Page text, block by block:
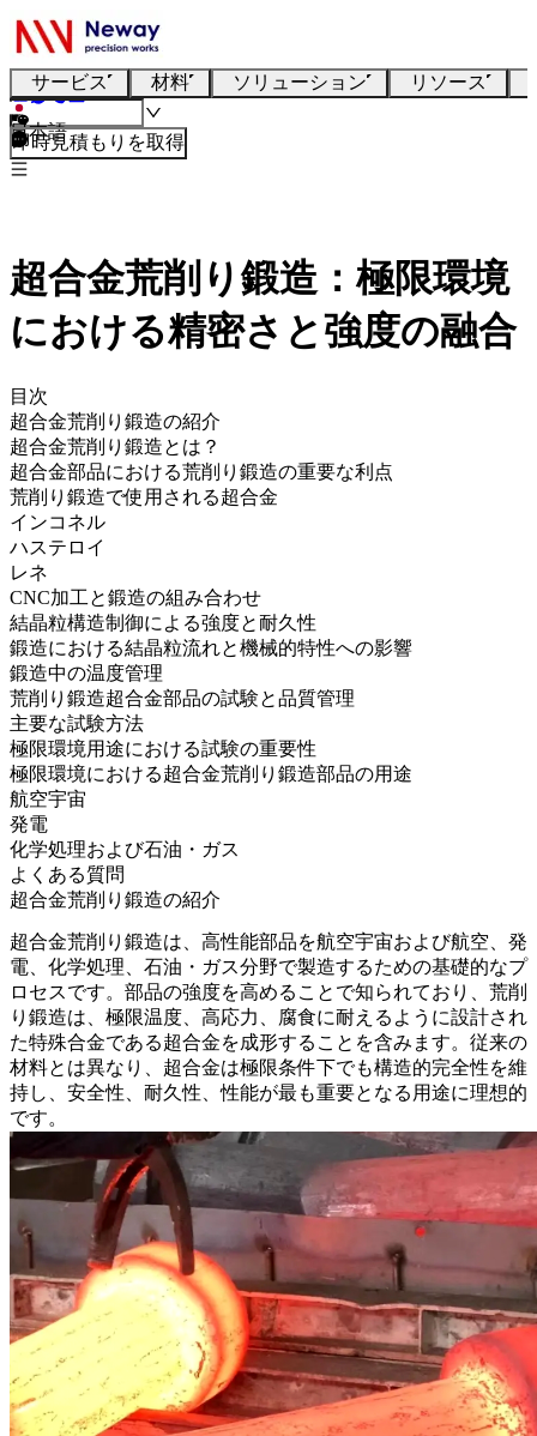
サービス 材料 ソリューション リソース
日本語
即時見積もりを取得
超合金荒削り鍛造：極限環境
における精密さと強度の融合
目次
超合金荒削り鍛造の紹介
超合金荒削り鍛造とは？
超合金部品における荒削り鍛造の重要な利点
荒削り鍛造で使用される超合金
インコネル
ハステロイ
レネ
CNC加工と鍛造の組み合わせ
結晶粒構造制御による強度と耐久性
鍛造における結晶粒流れと機械的特性への影響
鍛造中の温度管理
荒削り鍛造超合金部品の試験と品質管理
主要な試験方法
極限環境用途における試験の重要性
極限環境における超合金荒削り鍛造部品の用途
航空宇宙
発電
化学処理および石油・ガス
よくある質問
超合金荒削り鍛造の紹介
超合金荒削り鍛造は、 高性能部品を航空宇宙および航空 、発
電、 化学処理 、石油・ガス分野で製造するための基礎的なプ
ロセスです。部品の強度を高めることで知られており、荒削
り鍛造は、極限温度、高応力、腐食に耐えるように設計され
た特殊合金である超合金を成形することを含みます。従来の
材料とは異なり、超合金は極限条件下でも構造的完全性を維
持し、安全性、耐久性、性能が最も重要となる用途に理想的
です。